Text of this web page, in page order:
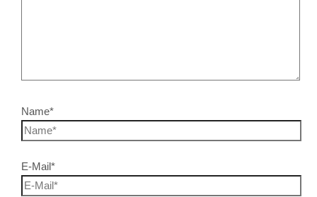
Name*
E-Mail*